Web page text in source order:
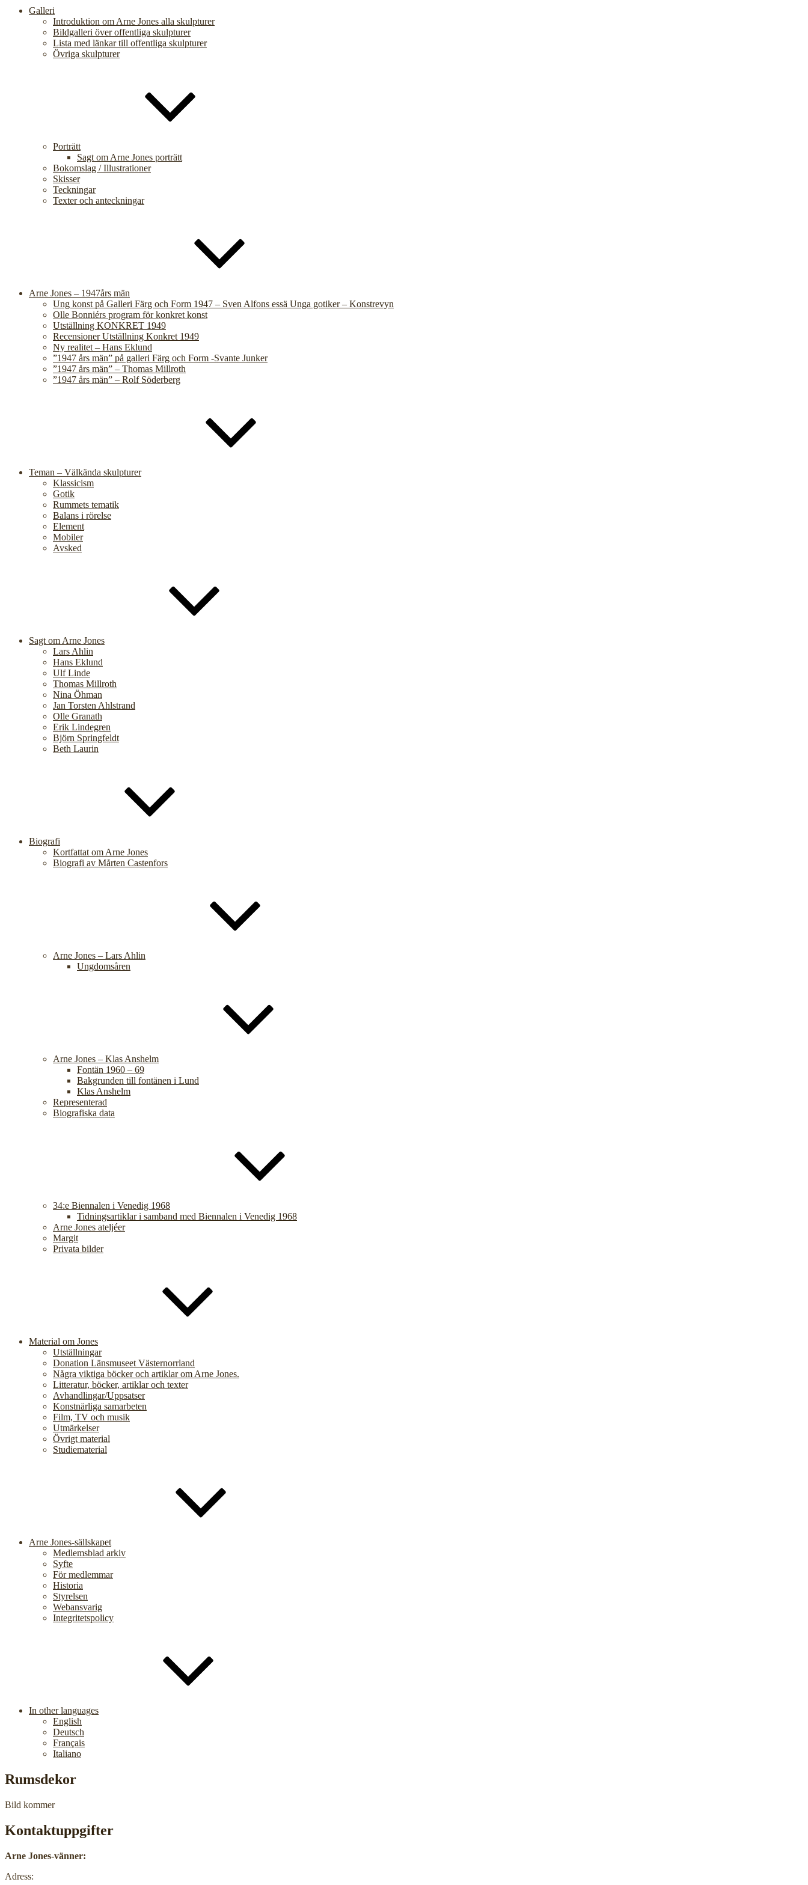
Galleri
Introduktion om Arne Jones alla skulpturer
Bildgalleri över offentliga skulpturer
Lista med länkar till offentliga skulpturer
Övriga skulpturer
Porträtt
Sagt om Arne Jones porträtt
Bokomslag / Illustrationer
Skisser
Teckningar
Texter och anteckningar
Arne Jones – 1947års män
Ung konst på Galleri Färg och Form 1947 – Sven Alfons essä Unga gotiker – Konstrevyn
Olle Bonniérs program för konkret konst
Utställning KONKRET 1949
Recensioner Utställning Konkret 1949
Ny realitet – Hans Eklund
”1947 års män” på galleri Färg och Form -Svante Junker
”1947 års män” – Thomas Millroth
”1947 års män” – Rolf Söderberg
Teman – Välkända skulpturer
Klassicism
Gotik
Rummets tematik
Balans i rörelse
Element
Mobiler
Avsked
Sagt om Arne Jones
Lars Ahlin
Hans Eklund
Ulf Linde
Thomas Millroth
Nina Öhman
Jan Torsten Ahlstrand
Olle Granath
Erik Lindegren
Björn Springfeldt
Beth Laurin
Biografi
Kortfattat om Arne Jones
Biografi av Mårten Castenfors
Arne Jones – Lars Ahlin
Ungdomsåren
Arne Jones – Klas Anshelm
Fontän 1960 – 69
Bakgrunden till fontänen i Lund
Klas Anshelm
Representerad
Biografiska data
34:e Biennalen i Venedig 1968
Tidningsartiklar i samband med Biennalen i Venedig 1968
Arne Jones ateljéer
Margit
Privata bilder
Material om Jones
Utställningar
Donation Länsmuseet Västernorrland
Några viktiga böcker och artiklar om Arne Jones.
Litteratur, böcker, artiklar och texter
Avhandlingar/Uppsatser
Konstnärliga samarbeten
Film, TV och musik
Utmärkelser
Övrigt material
Studiematerial
Arne Jones-sällskapet
Medlemsblad arkiv
Syfte
För medlemmar
Historia
Styrelsen
Webansvarig
Integritetspolicy
In other languages
English
Deutsch
Français
Italiano
Rumsdekor
Bild kommer
Kontaktuppgifter
Arne Jones-vänner:
Adress: